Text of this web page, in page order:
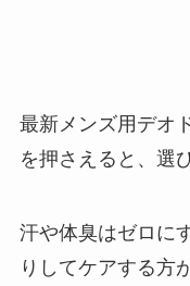
最新メンズ用デオ
を押さえると、選
汗や体臭はゼロに
りしてケアする方